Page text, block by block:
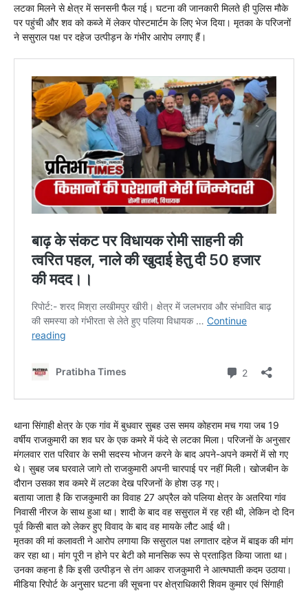
लटका मिलने से क्षेत्र में सनसनी फैल गई। घटना की जानकारी मिलते ही पुलिस मौके
पर पहुंची और शव को कब्जे में लेकर पोस्टमार्टम के लिए भेज दिया। मृतका के परिजनों
ने ससुराल पक्ष पर दहेज उत्पीड़न के गंभीर आरोप लगाए हैं।
थाना सिंगाही क्षेत्र के एक गांव में बुधवार सुबह उस समय कोहराम मच गया जब 19
वर्षीय राजकुमारी का शव घर के एक कमरे में फंदे से लटका मिला। परिजनों के अनुसार
मंगलवार रात परिवार के सभी सदस्य भोजन करने के बाद अपने-अपने कमरों में सो गए
थे। सुबह जब घरवाले जागे तो राजकुमारी अपनी चारपाई पर नहीं मिली। खोजबीन के
दौरान उसका शव कमरे में लटका देख परिजनों के होश उड़ गए।
बताया जाता है कि राजकुमारी का विवाह 27 अप्रैल को पलिया क्षेत्र के अतरिया गांव
निवासी नीरज के साथ हुआ था। शादी के बाद वह ससुराल में रह रही थी, लेकिन दो दिन
पूर्व किसी बात को लेकर हुए विवाद के बाद वह मायके लौट आई थी।
मृतका की मां कलावती ने आरोप लगाया कि ससुराल पक्ष लगातार दहेज में बाइक की मांग
कर रहा था। मांग पूरी न होने पर बेटी को मानसिक रूप से प्रताड़ित किया जाता था।
उनका कहना है कि इसी उत्पीड़न से तंग आकर राजकुमारी ने आत्मघाती कदम उठाया।
मीडिया रिपोर्ट के अनुसार घटना की सूचना पर क्षेत्राधिकारी शिवम कुमार एवं सिंगाही